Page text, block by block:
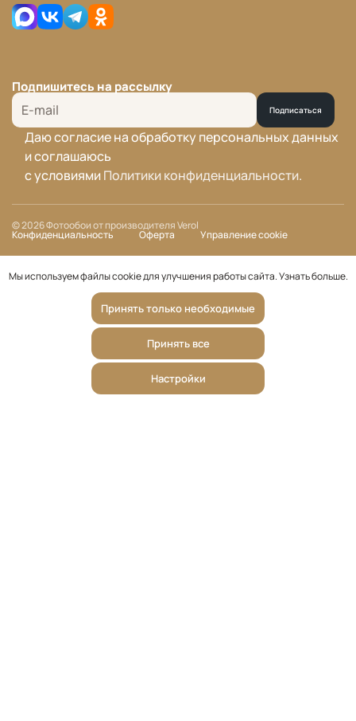
Подпишитесь на рассылку
Подписаться
Даю согласие на обработку персональных данных
и соглашаюсь
с условиямиПолитики конфиденциальности.
© 2026 Фотообои от производителя Verol
Конфиденциальность Оферта Управление cookie
Мы используем файлы cookie для улучшения работы сайта.Узнать больше.
Принять только необходимые
Принять все
Настройки